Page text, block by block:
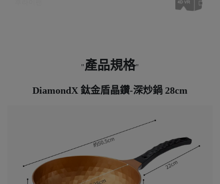
產品規格
DiamondX 鈦金盾晶鑽-深炒鍋 28cm